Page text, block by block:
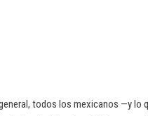
todos los mexicanos —y lo